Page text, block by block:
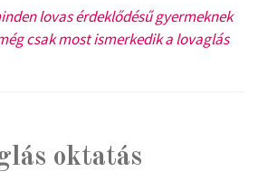
lovas érdeklődésű gyermeknek
csak most ismerkedik a lovaglás
oktatás